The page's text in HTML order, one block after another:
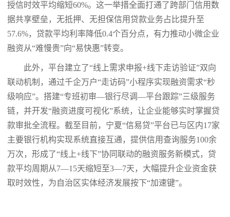
授信时效平均缩短60%。这一举措全面打通了跨部门信用数
据共享壁垒，无抵押、无担保信用贷款业务占比提升至
57.6%，贷款平均利率降低0.4个百分点，有力推动小微企业
融资从“难慢贵”向“易快惠”转变。
此外，平台建立了“线上需求申报+线下走访验证”双向
联动机制，通过千企万户“走访码”小程序实现融资需求“秒
级响应”。搭建“专班初审—银行尽调—平台跟踪”三级服务
链，并开发“融资进度可视化”系统，让企业能够实时掌握贷
款审批全流程。截至目前，宁夏“信易贷”平台已与区内17家
主要银行机构实现系统直接互通，提供信用查询服务100余
万次，形成了“线上+线下”协同联动的融资服务新模式，贷
款平均周期从7—15天缩短至3—7天，大幅提升企业资金获
取时效性，为自治区实体经济发展按下“加速键”。